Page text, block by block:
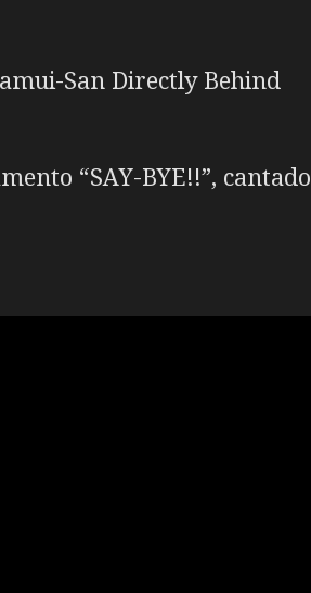
San Directly Behind
“SAY-BYE!!”, cantado